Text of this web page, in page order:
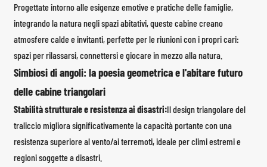
Progettate intorno alle esigenze emotive e pratiche delle famiglie,
integrando la natura negli spazi abitativi, queste cabine creano
atmosfere calde e invitanti, perfette per le riunioni con i propri cari:
spazi per rilassarsi, connettersi e giocare in mezzo alla natura.
Simbiosi di angoli: la poesia geometrica e l'abitare futuro
delle cabine triangolari
Stabilità strutturale e resistenza ai disastri:Il design triangolare del
traliccio migliora significativamente la capacità portante con una
resistenza superiore al vento/ai terremoti, ideale per climi estremi e
regioni soggette a disastri.